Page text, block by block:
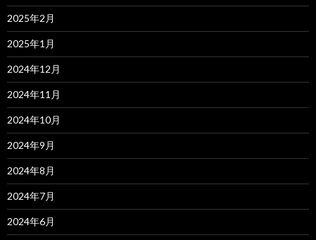
2025年2月
2025年1月
2024年12月
2024年11月
2024年10月
2024年9月
2024年8月
2024年7月
2024年6月